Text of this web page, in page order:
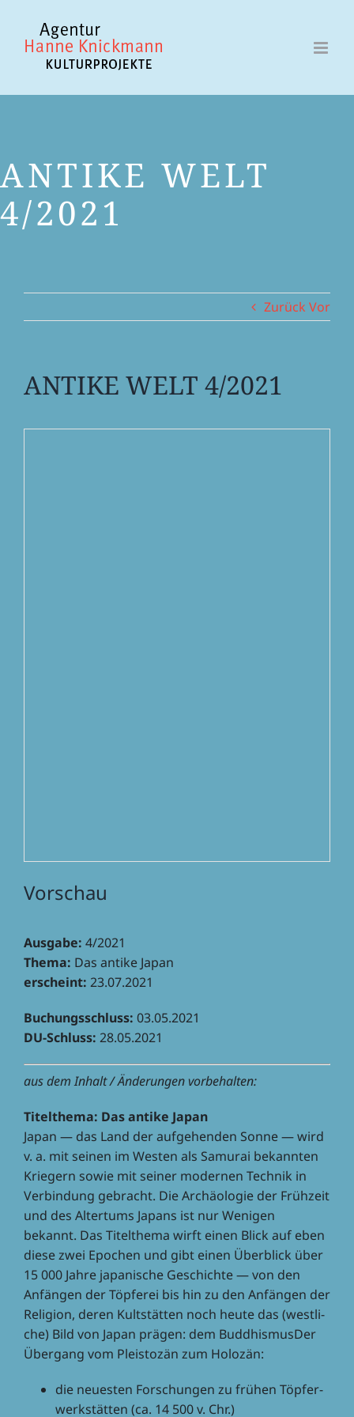
springen
ANTIKE WELT
4/2021
Zurück Vor
ANTIKE WELT 4/2021
Vorschau
Ausgabe: 4/2021
Thema: Das antike Japan
erscheint: 23.07.2021
Buchungs­schluss: 03.05.2021
DU-Schluss: 28.05.2021
aus dem Inhalt / Ände­run­gen vorbehalten:
Titel­thema: Das antike Japan
Japan — das Land der aufge­hen­den Sonne — wird
v. a. mit seinen im Westen als Samu­rai bekann­ten
Krie­gern sowie mit seiner moder­nen Tech­nik in
Verbin­dung gebracht. Die Archäo­lo­gie der Früh­zeit
und des Alter­tums Japans ist nur Weni­gen
bekannt. Das Titel­thema wirft einen Blick auf eben
diese zwei Epochen und gibt einen Über­blick über
15 000 Jahre japa­ni­sche Geschichte — von den
Anfän­gen der Töpfe­rei bis hin zu den Anfän­gen der
Reli­gion, deren Kult­stät­ten noch heute das (west­li­
che) Bild von Japan prägen: dem Buddhis­mus­Der
Über­gang vom Pleis­to­zän zum Holozän:
die neues­ten Forschun­gen zu frühen Töpfer­
werk­stät­ten (ca. 14 500 v. Chr.)